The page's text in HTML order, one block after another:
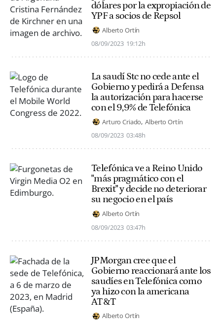
dólares por la expropiación de
YPF a socios de Repsol
Alberto Ortín
08/09/2023 19:12h
La saudí Stc no cede ante el
Gobierno y pedirá a Defensa
la autorización para hacerse
con el 9,9% de Telefónica
Arturo Criado Alberto Ortín
08/09/2023 03:48h
Telefónica ve a Reino Unido
"más pragmático con el
Brexit" y decide no deteriorar
su negocio en el país
Alberto Ortín
08/09/2023 03:47h
JPMorgan cree que el
Gobierno reaccionará ante los
saudíes en Telefónica como
ya hizo con la americana
AT&T
Alberto Ortín